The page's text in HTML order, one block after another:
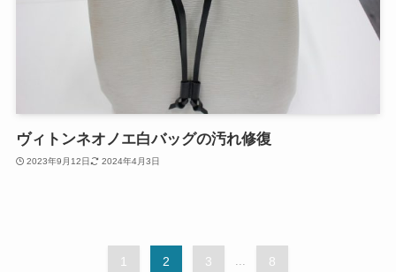
ヴィトンネオノエ白バッグの汚れ修復
2023年9月12日 2024年4月3日
1 2 3 ... 8